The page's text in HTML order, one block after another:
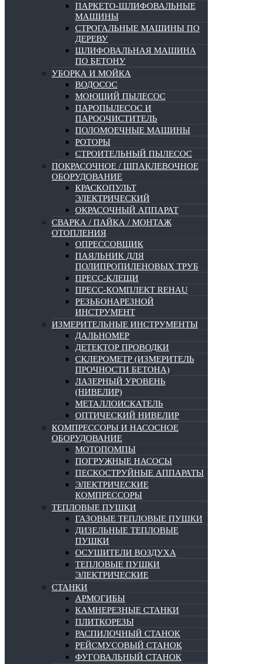
ПАРКЕТО-ШЛИФОВАЛЬНЫЕ
МАШИНЫ
СТРОГАЛЬНЫЕ МАШИНЫ ПО
ДЕРЕВУ
ШЛИФОВАЛЬНАЯ МАШИНА
ПО БЕТОНУ
УБОРКА И МОЙКА
ВОДОСОС
МОЮЩИЙ ПЫЛЕСОС
ПАРОПЫЛЕСОС И
ПАРООЧИСТИТЕЛЬ
ПОЛОМОЕЧНЫЕ МАШИНЫ
РОТОРЫ
СТРОИТЕЛЬНЫЙ ПЫЛЕСОС
ПОКРАСОЧНОЕ / ШПАКЛЕВОЧНОЕ
ОБОРУДОВАНИЕ
КРАСКОПУЛЬТ
ЭЛЕКТРИЧЕСКИЙ
ОКРАСОЧНЫЙ АППАРАТ
СВАРКА / ПАЙКА / МОНТАЖ
ОТОПЛЕНИЯ
ОПРЕССОВЩИК
ПАЯЛЬНИК ДЛЯ
ПОЛИПРОПИЛЕНОВЫХ ТРУБ
ПРЕСС-КЛЕЩИ
ПРЕСС-КОМПЛЕКТ REHAU
РЕЗЬБОНАРЕЗНОЙ
ИНСТРУМЕНТ
ИЗМЕРИТЕЛЬНЫЕ ИНСТРУМЕНТЫ
ДАЛЬНОМЕР
ДЕТЕКТОР ПРОВОДКИ
СКЛЕРОМЕТР (ИЗМЕРИТЕЛЬ
ПРОЧНОСТИ БЕТОНА)
ЛАЗЕРНЫЙ УРОВЕНЬ
(НИВЕЛИР)
МЕТАЛЛОИСКАТЕЛЬ
ОПТИЧЕСКИЙ НИВЕЛИР
КОМПРЕССОРЫ И НАСОСНОЕ
ОБОРУДОВАНИЕ
МОТОПОМПЫ
ПОГРУЖНЫЕ НАСОСЫ
ПЕСКОСТРУЙНЫЕ АППАРАТЫ
ЭЛЕКТРИЧЕСКИЕ
КОМПРЕССОРЫ
ТЕПЛОВЫЕ ПУШКИ
ГАЗОВЫЕ ТЕПЛОВЫЕ ПУШКИ
ДИЗЕЛЬНЫЕ ТЕПЛОВЫЕ
ПУШКИ
ОСУШИТЕЛИ ВОЗДУХА
ТЕПЛОВЫЕ ПУШКИ
ЭЛЕКТРИЧЕСКИЕ
СТАНКИ
АРМОГИБЫ
КАМНЕРЕЗНЫЕ СТАНКИ
ПЛИТКОРЕЗЫ
РАСПИЛОЧНЫЙ СТАНОК
РЕЙСМУСОВЫЙ СТАНОК
ФУГОВАЛЬНЫЙ СТАНОК